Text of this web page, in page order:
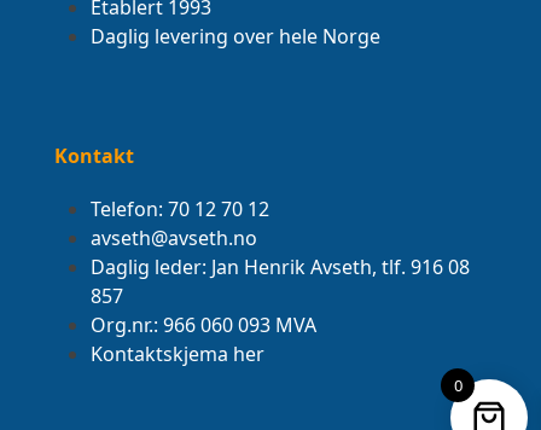
Etablert 1993
Daglig levering over hele Norge
Kontakt
Telefon: 70 12 70 12
avseth@avseth.no
Daglig leder: Jan Henrik Avseth, tlf. 916 08
857
Org.nr.: 966 060 093 MVA
Kontaktskjema her
0